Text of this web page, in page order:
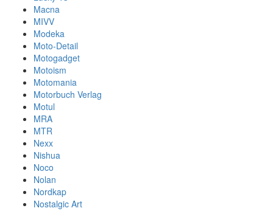
Macna
MIVV
Modeka
Moto-Detail
Motogadget
Motoism
Motomania
Motorbuch Verlag
Motul
MRA
MTR
Nexx
Nishua
Noco
Nolan
Nordkap
Nostalgic Art